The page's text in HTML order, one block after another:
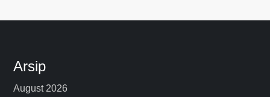
Arsip
August 2026